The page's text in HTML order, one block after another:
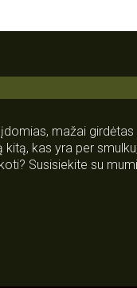
mažai
kitą, kas yra per
Susisiekite su